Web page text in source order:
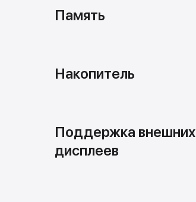
Память
Накопитель
Поддержка внешних
дисплеев